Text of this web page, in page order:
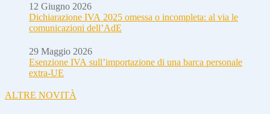
12 Giugno 2026
Dichiarazione IVA 2025 omessa o incompleta: al via le
comunicazioni dell’AdE
29 Maggio 2026
Esenzione IVA sull’importazione di una barca personale
extra-UE
ALTRE NOVITÀ